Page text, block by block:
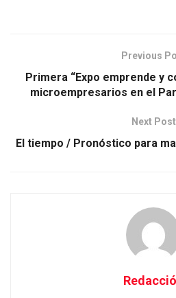
Previous
Primera “Expo emprende y
microempresarios en el
Next Post
El tiempo / Pronóstico para